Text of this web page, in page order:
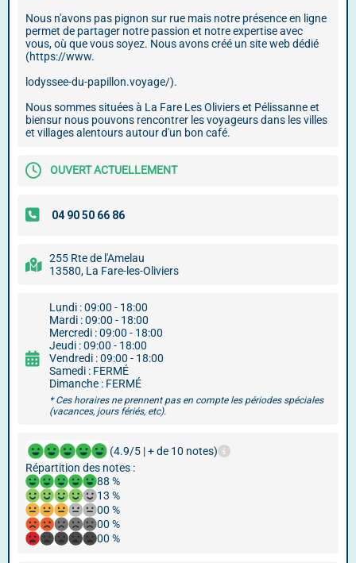
Nous n'avons pas pignon sur rue mais notre présence en ligne
permet de partager notre passion et notre expertise avec
vous, où que vous soyez. Nous avons créé un site web dédié
(https://www.
lodyssee-du-papillon.voyage/).
Nous sommes situées à La Fare Les Oliviers et Pélissanne et
biensur nous pouvons rencontrer les voyageurs dans les villes
et villages alentours autour d'un bon café.
OUVERT ACTUELLEMENT
255 Rte de l'Amelau
13580, La Fare-les-Oliviers
Lundi : 09:00 - 18:00
Mardi : 09:00 - 18:00
Mercredi : 09:00 - 18:00
Jeudi : 09:00 - 18:00
Vendredi : 09:00 - 18:00
Samedi : FERMÉ
Dimanche : FERMÉ
* Ces horaires ne prennent pas en compte les périodes spéciales
(vacances, jours fériés, etc).
(4.9/5 | + de 10 notes)
Répartition des notes :
88 %
13 %
00 %
00 %
00 %